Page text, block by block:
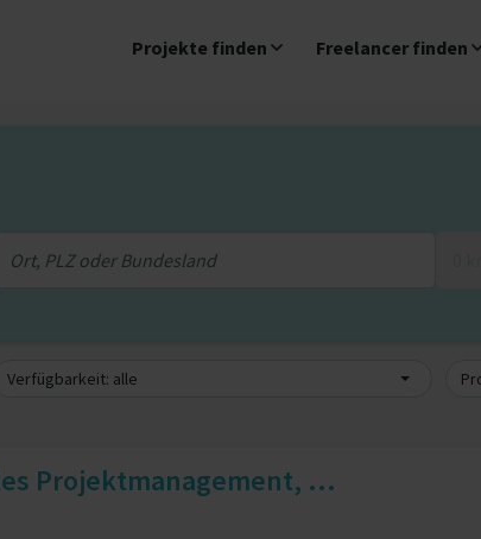
Projekte finden Freelancer finden
Verfügbarkeit: alle
Projektmanagement, ...